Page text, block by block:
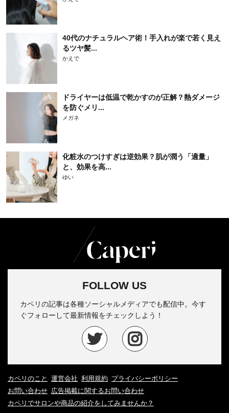
40代のナチュラルヘア術！手入れが楽で若く見え
るツヤ髪...
かえで
ドライヤーは低温で乾かすのが正解？熱ダメージ
を防ぐメリ...
メガネ
化粧水のつけすぎは逆効果？肌が潤う「適量」
と、効果を高...
ゆい
FOLLOW US
カペリの記事は各種ソーシャルメディアでも配信中。今す
ぐフォローして最新情報をチェックしよう！
カペリのこと 運営会社 利用規約 プライバシーポリシー
お問い合わせ 広告掲載に関するお問い合わせ
カペリでサロンや商品の紹介をしてみませんか？